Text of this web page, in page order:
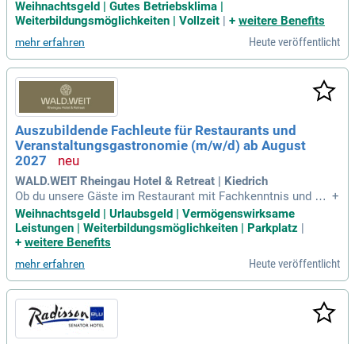
tspezifische digitale Computerprogramme kennen und mit d
iesen umzugehen.
Weihnachtsgeld | Gutes Betriebsklima |
Weiterbildungsmöglichkeiten | Vollzeit | + weitere Benefits
mehr erfahren Heute veröffentlicht
Auszubildende Fachleute für Restaurants und
Veranstaltungsgastronomie (m/w/d) ab August
2027
WALD.WEIT Rheingau Hotel & Retreat | Kiedrich
Ob du unsere Gäste im Restaurant mit Fachkenntnis und Be
geisterung betreust oder in der Küche aktiv bist – Du bist da
s Aushängeschild unseres Hauses und leistest einen wesen
tlichen Beitrag dazu, unseren Gästen ein unvergessliches Erl
+
Weihnachtsgeld | Urlaubsgeld | Vermögenswirksame
Leistungen | Weiterbildungsmöglichkeiten | Parkplatz |
+ weitere Benefits
mehr erfahren Heute veröffentlicht